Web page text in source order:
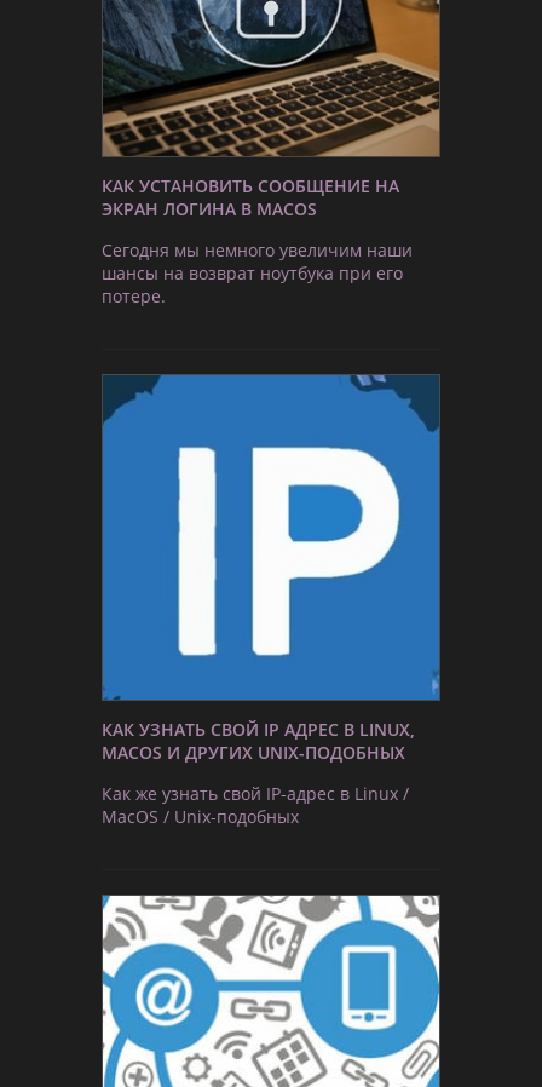
КАК УСТАНОВИТЬ СООБЩЕНИЕ НА
ЭКРАН ЛОГИНА В MACOS
Сегодня мы немного увеличим наши
шансы на возврат ноутбука при его
потере.
КАК УЗНАТЬ СВОЙ IP АДРЕС В LINUX,
MACOS И ДРУГИХ UNIX-ПОДОБНЫХ
Как же узнать свой IP-адрес в Linux /
MacOS / Unix-подобных